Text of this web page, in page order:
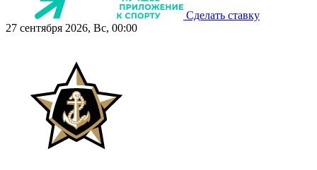
Сделать ставку
27 сентября 2026, Вс, 00:00